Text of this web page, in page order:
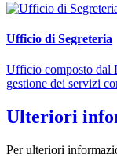
Ufficio di Segreteria
Ufficio composto dal
gestione dei servizi
Ulteriori
Per ulteriori